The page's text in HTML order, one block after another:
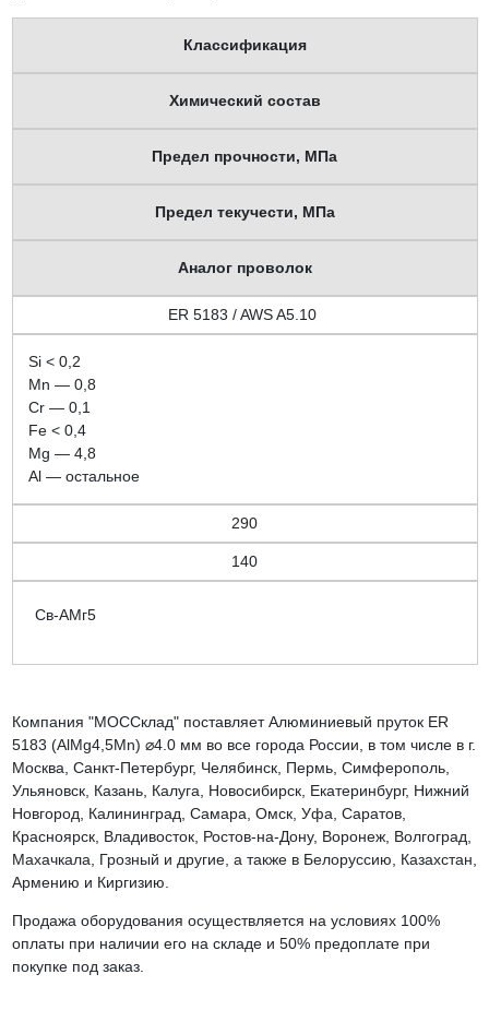
Классификация
Химический состав
Предел прочности, МПа
Предел текучести, МПа
Аналог проволок
ER 5183 / AWS A5.10
Si < 0,2
Mn — 0,8
Cr — 0,1
Fe < 0,4
Mg — 4,8
Al — остальное
290
140
Св-АМг5
Компания "МОССклад" поставляет Алюминиевый пруток ER
5183 (AlMg4,5Mn) ⌀4.0 мм во все города России, в том числе в г.
Москва, Санкт-Петербург, Челябинск, Пермь, Симферополь,
Ульяновск, Казань, Калуга, Новосибирск, Екатеринбург, Нижний
Новгород, Калининград, Самара, Омск, Уфа, Саратов,
Красноярск, Владивосток, Ростов-на-Дону, Воронеж, Волгоград,
Махачкала, Грозный и другие, а также в Белоруссию, Казахстан,
Армению и Киргизию.
Продажа оборудования осуществляется на условиях 100%
оплаты при наличии его на складе и 50% предоплате при
покупке под заказ.